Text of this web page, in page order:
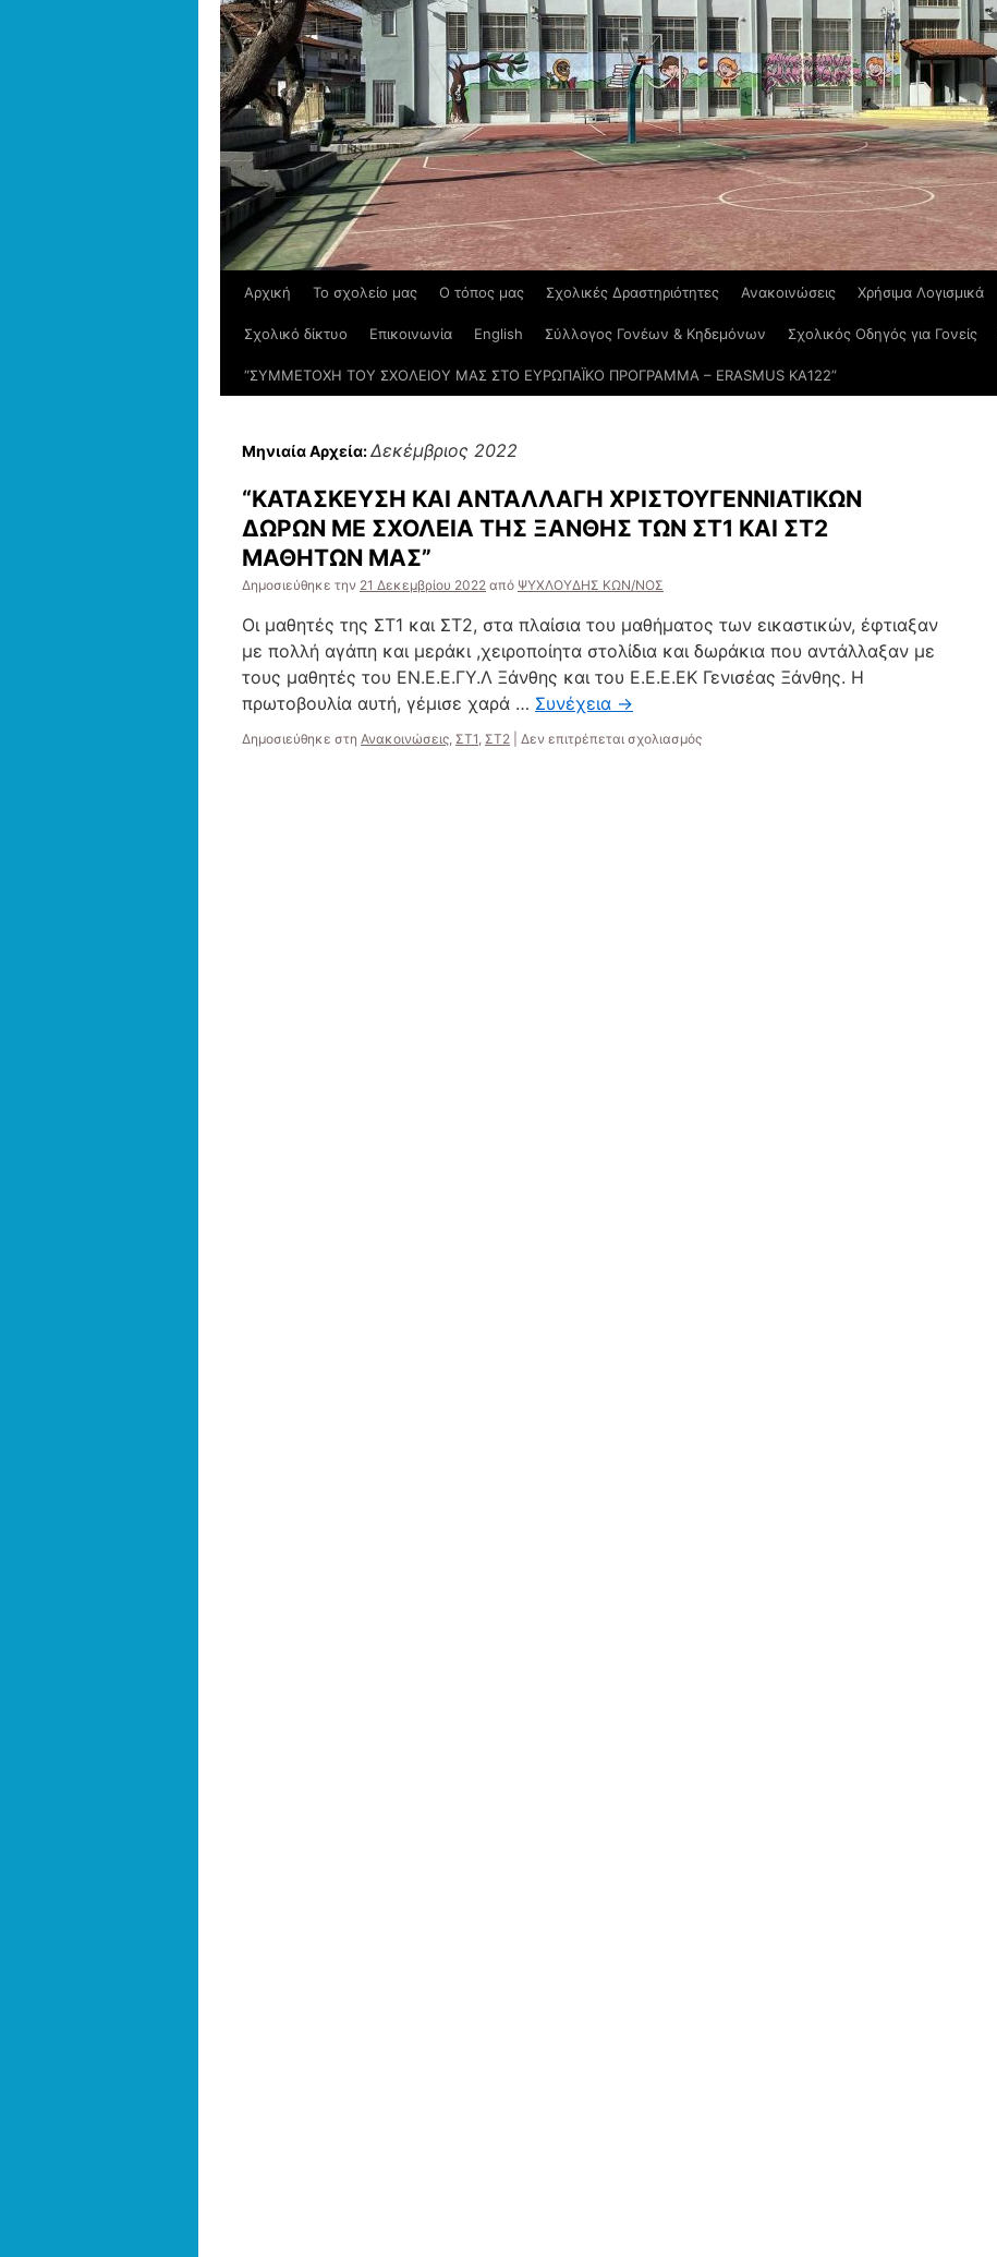
Αρχική Το σχολείο μας Ο τόπος μας Σχολικές Δραστηριότητες Ανακοινώσεις Χρήσιμα Λογισμικά
Σχολικό δίκτυο Επικοινωνία English Σύλλογος Γονέων & Κηδεμόνων Σχολικός Οδηγός για Γονείς
“ΣΥΜΜΕΤΟΧΗ ΤΟΥ ΣΧΟΛΕΙΟΥ ΜΑΣ ΣΤΟ ΕΥΡΩΠΑΪΚΟ ΠΡΟΓΡΑΜΜΑ – ERASMUS KΑ122”
Μηνιαία Αρχεία:Δεκέμβριος 2022
“ΚΑΤΑΣΚΕΥΣΗ ΚΑΙ ΑΝΤΑΛΛΑΓΗ ΧΡΙΣΤΟΥΓΕΝΝΙΑΤΙΚΩΝ
ΔΩΡΩΝ ΜΕ ΣΧΟΛΕΙΑ ΤΗΣ ΞΑΝΘΗΣ ΤΩΝ ΣΤ1 ΚΑΙ ΣΤ2
ΜΑΘΗΤΩΝ ΜΑΣ”
Δημοσιεύθηκε την 21 Δεκεμβρίου 2022 από ΨΥΧΛΟΥΔΗΣ ΚΩΝ/ΝΟΣ
Οι μαθητές της ΣΤ1 και ΣΤ2, στα πλαίσια του μαθήματος των εικαστικών, έφτιαξαν
με πολλή αγάπη και μεράκι ,χειροποίητα στολίδια και δωράκια που αντάλλαξαν με
τους μαθητές του ΕΝ.Ε.Ε.ΓΥ.Λ Ξάνθης και του Ε.Ε.Ε.ΕΚ Γενισέας Ξάνθης. Η
πρωτοβουλία αυτή, γέμισε χαρά … Συνέχεια →
Δημοσιεύθηκε στη Ανακοινώσεις, ΣΤ1, ΣΤ2 Δεν επιτρέπεται σχολιασμόςστο